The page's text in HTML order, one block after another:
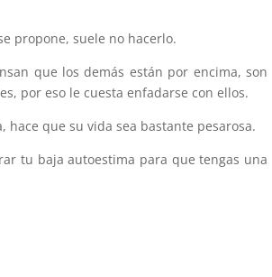
propone, suele no hacerlo.
que los demás están por encima, son
por eso le cuesta enfadarse con ellos.
que su vida sea bastante pesarosa.
tu baja autoestima para que tengas una